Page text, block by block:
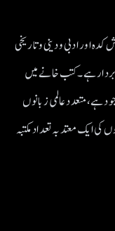
کدہ اور ادبی ودینی و تاریخی
بردار ہے۔کتب خانے میں
ہے، متعدد عالمی زبانوں
کی ایک معتد بہ تعداد مکتبہ